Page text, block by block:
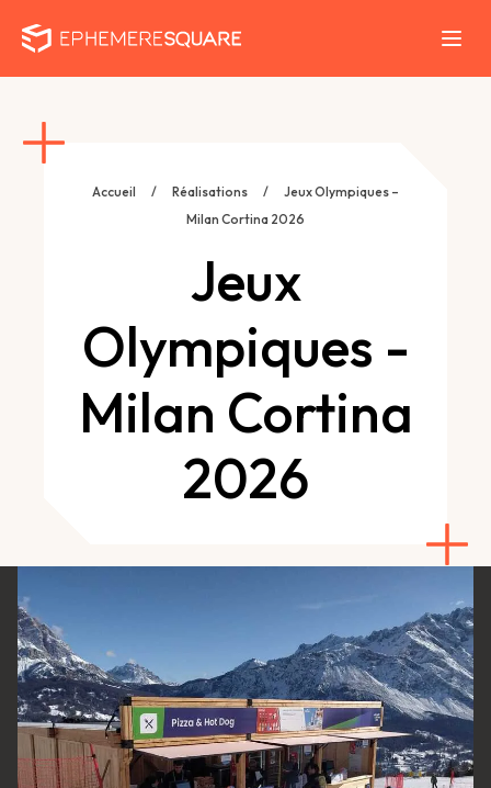
Accueil / Réalisations /
Jeux Olympiques –
Milan Cortina 2026
Jeux
Olympiques -
Milan Cortina
2026